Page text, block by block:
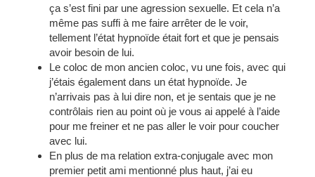
ça s’est fini par une agression sexuelle. Et cela n’a
même pas suffi à me faire arrêter de le voir,
tellement l’état hypnoïde était fort et que je pensais
avoir besoin de lui.
Le coloc de mon ancien coloc, vu une fois, avec qui
j’étais également dans un état hypnoïde. Je
n’arrivais pas à lui dire non, et je sentais que je ne
contrôlais rien au point où je vous ai appelé à l’aide
pour me freiner et ne pas aller le voir pour coucher
avec lui.
En plus de ma relation extra-conjugale avec mon
premier petit ami mentionné plus haut, j’ai eu